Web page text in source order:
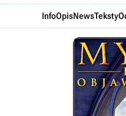
InfoOpisNewsTeksty